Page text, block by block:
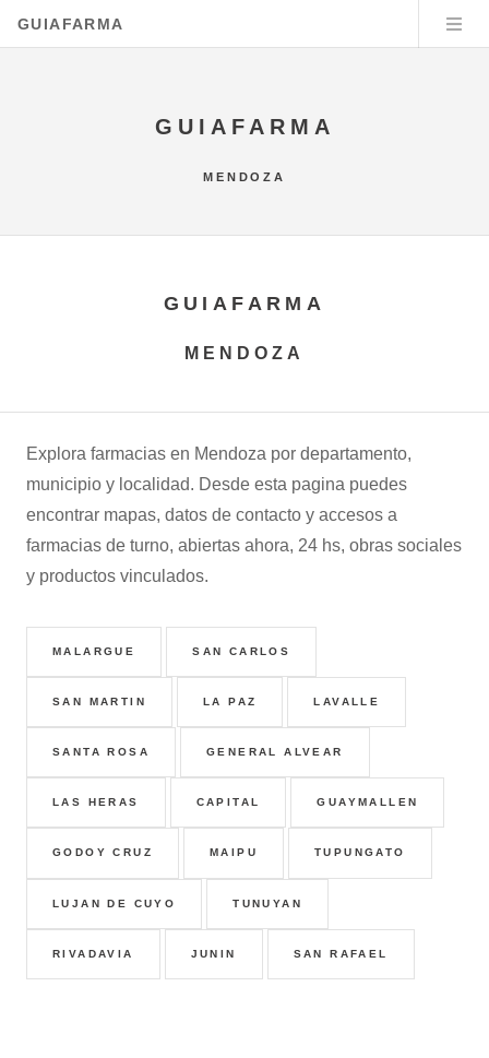
GUIAFARMA
GUIAFARMA
MENDOZA
GUIAFARMA
MENDOZA
Explora farmacias en Mendoza por departamento,
municipio y localidad. Desde esta pagina puedes
encontrar mapas, datos de contacto y accesos a
farmacias de turno, abiertas ahora, 24 hs, obras sociales
y productos vinculados.
MALARGUE SAN CARLOS
SAN MARTIN LA PAZ LAVALLE
SANTA ROSA GENERAL ALVEAR
LAS HERAS CAPITAL GUAYMALLEN
GODOY CRUZ MAIPU TUPUNGATO
LUJAN DE CUYO TUNUYAN
RIVADAVIA JUNIN SAN RAFAEL